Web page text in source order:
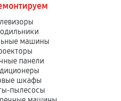
машины
панели
шкафы
пылесосы